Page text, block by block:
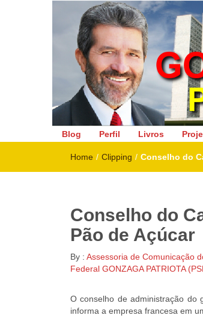
Deputado Federal
Blog Perfil Livros
Home / Clipping / Conselho do
Conselho do
Pão de Açúcar
By : Assessoria de Comunicação
Federal GONZAGA PATRIOTA
O conselho de administração do
informa a empresa francesa em